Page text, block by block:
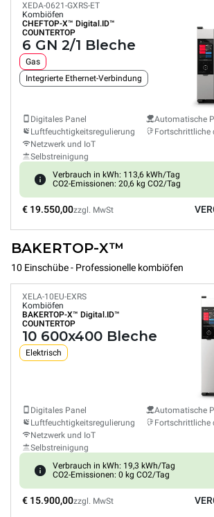
XEDA-0621-GXRS-ET
Kombiöfen
CHEFTOP-X™ Digital.ID™
COUNTERTOP
6 GN 2/1 Bleche
Gas
Integrierte Ethernet-Verbindung
Digitales Panel
Luftfeuchtigkeitsregulierung
Netzwerk und IoT
Selbstreinigung
Automatische
Fortschrittliche
Verbrauch in kWh: 113,6 kWh/Tag
CO2-Emissionen: 20,6 kg CO2/Tag
€ 19.550,00zzgl. MwSt
BAKERTOP-X™
10 Einschübe - Professionelle kombiöfen
XELA-10EU-EXRS
Kombiöfen
BAKERTOP-X™ Digital.ID™
COUNTERTOP
10 600x400 Bleche
Elektrisch
Digitales Panel
Luftfeuchtigkeitsregulierung
Netzwerk und IoT
Selbstreinigung
Automatische
Fortschrittliche
Verbrauch in kWh: 19,3 kWh/Tag
CO2-Emissionen: 0 kg CO2/Tag
€ 15.900,00zzgl. MwSt